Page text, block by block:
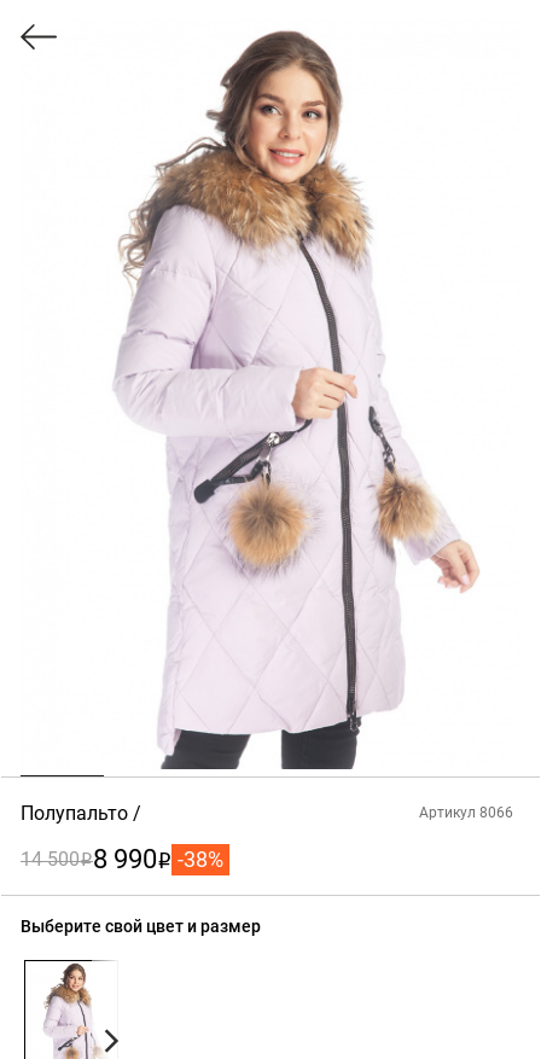
Полупальто Артикул 8066
14 500i8 990i -38%
Выберите свой цвет и размер